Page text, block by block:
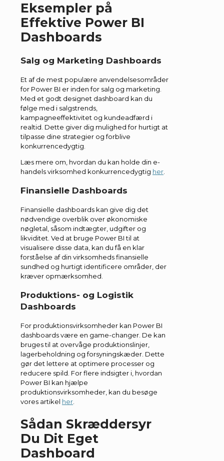
Eksempler på
Effektive Power BI
Dashboards
Salg og Marketing Dashboards
Et af de mest populære anvendelsesområder
for Power BI er inden for salg og marketing.
Med et godt designet dashboard kan du
følge med i salgstrends,
kampagneeffektivitet og kundeadfærd i
realtid. Dette giver dig mulighed for hurtigt at
tilpasse dine strategier og forblive
konkurrencedygtig.
Læs mere om, hvordan du kan holde din e-
handels virksomhed konkurrencedygtig her
Finansielle Dashboards
Finansielle dashboards kan give dig det
nødvendige overblik over økonomiske
nøgletal, såsom indtægter, udgifter og
likviditet. Ved at bruge Power BI til at
visualisere disse data, kan du få en klar
forståelse af din virksomheds finansielle
sundhed og hurtigt identificere områder, der
kræver opmærksomhed.
Produktions- og Logistik
Dashboards
For produktionsvirksomheder kan Power BI
dashboards være en game-changer. De kan
bruges til at overvåge produktionslinjer,
lagerbeholdning og forsyningskæder. Dette
gør det lettere at optimere processer og
reducere spild. For flere indsigter i, hvordan
Power BI kan hjælpe
produktionsvirksomheder, kan du besøge
vores artikel her
Sådan Skræddersyr
Du Dit Eget
Dashboard